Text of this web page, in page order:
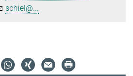
schiel@...